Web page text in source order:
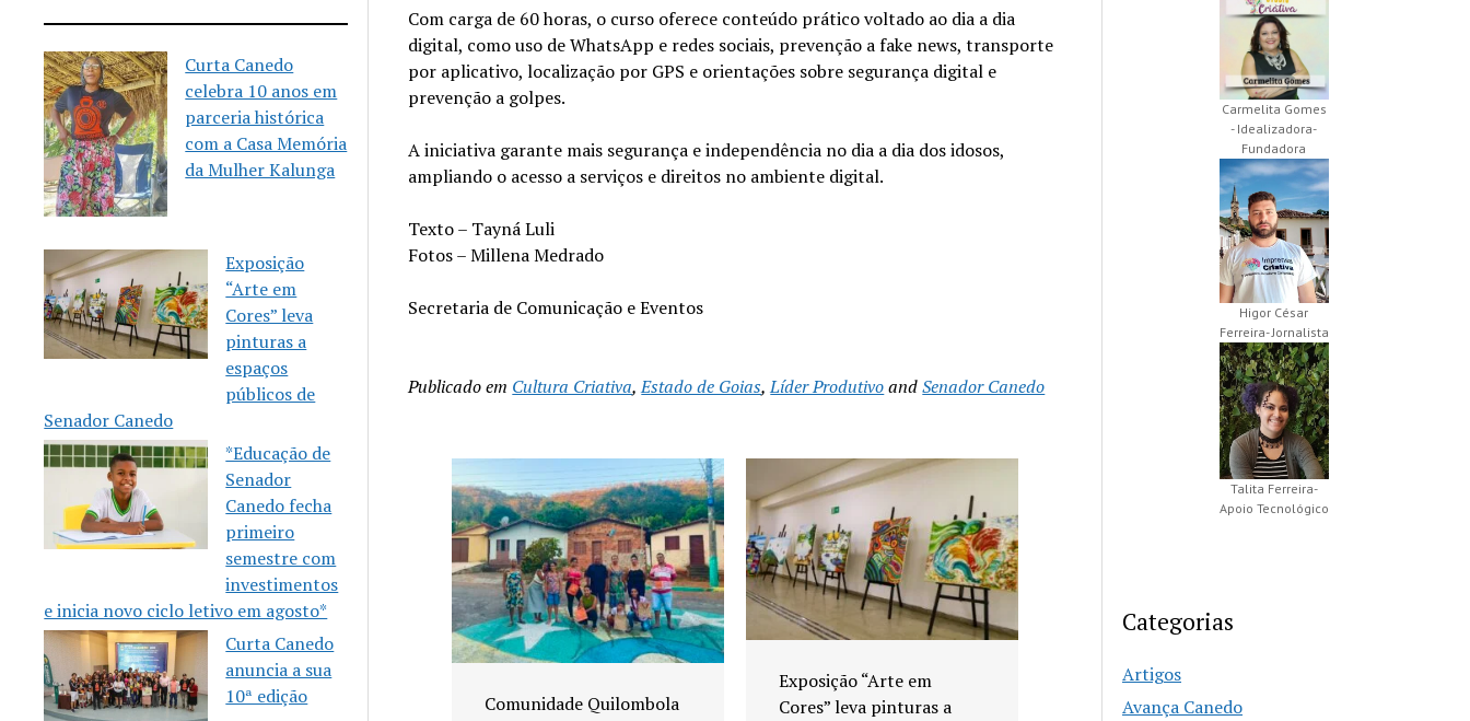
Curta Canedo
celebra 10 anos em
parceria histórica
com a Casa Memória
da Mulher Kalunga
Exposição
“Arte em
Cores” leva
pinturas a
espaços
públicos de
Senador Canedo
*Educação de
Senador
Canedo fecha
primeiro
semestre com
investimentos
e inicia novo ciclo letivo em agosto*
Curta Canedo
anuncia a sua
10ª edição
Com carga de 60 horas, o curso oferece conteúdo prático voltado ao dia a dia
digital, como uso de WhatsApp e redes sociais, prevenção a fake news, transporte
por aplicativo, localização por GPS e orientações sobre segurança digital e
prevenção a golpes.
A iniciativa garante mais segurança e independência no dia a dia dos idosos,
ampliando o acesso a serviços e direitos no ambiente digital.
Texto – Tayná Luli
Fotos – Millena Medrado
Secretaria de Comunicação e Eventos
Publicado em Cultura Criativa,Estado de Goias,Líder ProdutivoandSenador Canedo
Senador Canedo anuncia
vagas para aulas gratuitas
Comunidade Quilombola
Exposição “Arte em
Cores” leva pinturas a
Agosto Lilás reforça
combate à violência
Carmelita Gomes
- Idealizadora-
Fundadora
Higor César
Ferreira- Jornalista
Talita Ferreira-
Apoio Tecnológico
Categorias
Artigos
Avança Canedo